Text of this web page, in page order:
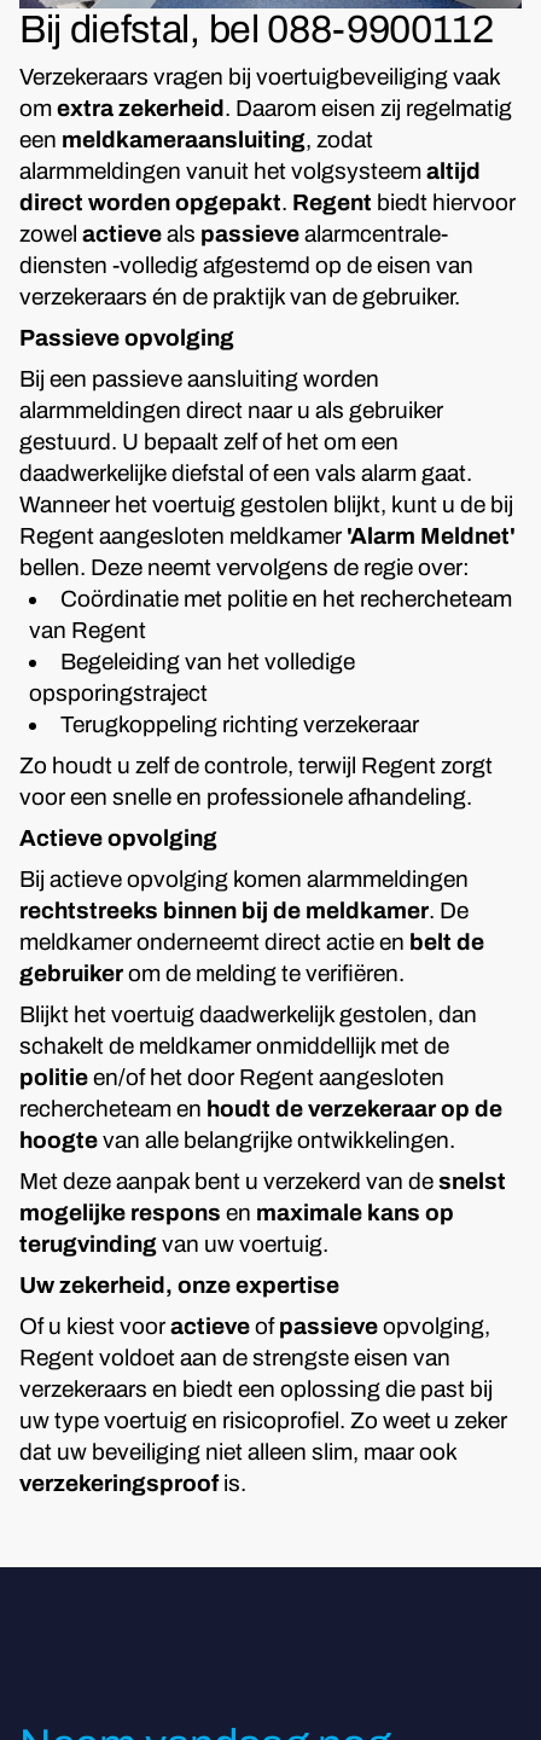
Bij diefstal, bel 088-9900112
Verzekeraars vragen bij voertuigbeveiliging vaak
omextra zekerheid. Daarom eisen zij regelmatig
een meldkameraansluiting, zodat
alarmmeldingen vanuit het volgsysteemaltijd
direct worden opgepakt. Regent biedt hiervoor
zowel actieveals passievealarmcentrale-
diensten -volledig afgestemd op de eisen van
verzekeraars én de praktijk van de gebruiker.
Passieve opvolging
Bij een passieve aansluiting worden
alarmmeldingen direct naar u als gebruiker
gestuurd. U bepaalt zelf of het om een
daadwerkelijke diefstal of een vals alarm gaat.
Wanneer het voertuig gestolen blijkt, kunt u de bij
Regent aangesloten meldkamer 'Alarm Meldnet'
bellen. Deze neemt vervolgens de regie over:
Coördinatie met politie en het rechercheteam
van Regent
Begeleiding van het volledige
opsporingstraject
Terugkoppeling richting verzekeraar
Zo houdt u zelf de controle, terwijl Regent zorgt
voor een snelle en professionele afhandeling.
Actieve opvolging
Bij actieve opvolging komen alarmmeldingen
rechtstreeks binnen bij de meldkamer. De
meldkamer onderneemt direct actie en belt de
gebruikerom de melding te verifiëren.
Blijkt het voertuig daadwerkelijk gestolen, dan
schakelt de meldkamer onmiddellijk met de
politieen/of het door Regent aangesloten
rechercheteam en houdt de verzekeraar op de
hoogtevan alle belangrijke ontwikkelingen.
Met deze aanpak bent u verzekerd van desnelst
mogelijke respons en maximale kans op
terugvindingvan uw voertuig.
Uw zekerheid, onze expertise
Of u kiest vooractieveofpassieveopvolging,
Regent voldoet aan de strengste eisen van
verzekeraars en biedt een oplossing die past bij
uw type voertuig en risicoprofiel. Zo weet u zeker
dat uw beveiliging niet alleen slim, maar ook
verzekeringsproofis.